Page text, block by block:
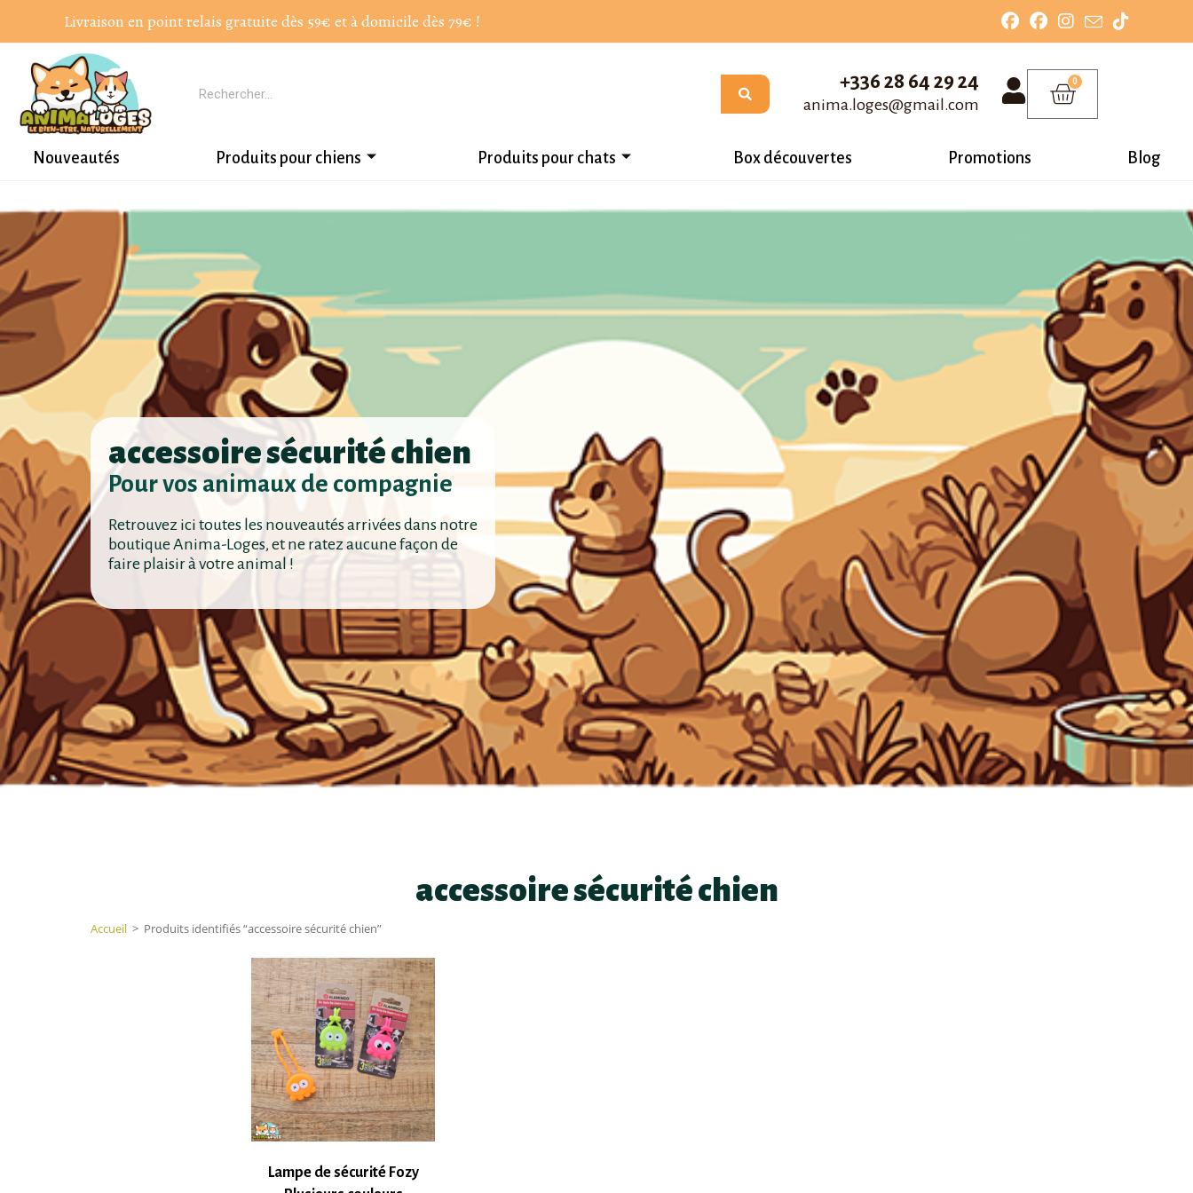
Livraison en point relais gratuite dès 59€ et à domicile dès 79€ !
+336 28 64 29 24
anima.loges@gmail.com
0
Nouveautés Produits pour chiens Produits pour chats Box découvertes Promotions Blog
accessoire sécurité chien
Pour vos animaux de compagnie
Retrouvez ici toutes les nouveautés arrivées dans notre
boutique Anima-Loges, et ne ratez aucune façon de
faire plaisir à votre animal !
accessoire sécurité chien
Accueil > Produits identifiés “accessoire sécurité chien”
Lampe de sécurité Fozy